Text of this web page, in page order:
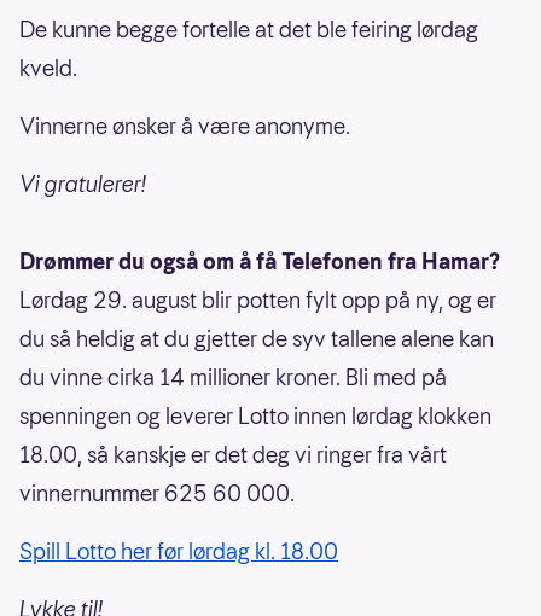
De kunne begge fortelle at det ble feiring lørdag
kveld.
Vinnerne ønsker å være anonyme.
Vi gratulerer!
Drømmer du også om å få Telefonen fra Hamar?
Lørdag 29. august blir potten fylt opp på ny, og er
du så heldig at du gjetter de syv tallene alene kan
du vinne cirka 14 millioner kroner. Bli med på
spenningen og leverer Lotto innen lørdag klokken
18.00, så kanskje er det deg vi ringer fra vårt
vinnernummer 625 60 000.
Spill Lotto her før lørdag kl. 18.00
Lykke til!